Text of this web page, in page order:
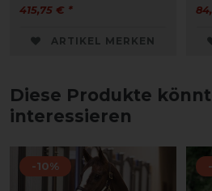
415,75 € *
ARTIKEL MERKEN
Diese Produkte
interessieren
-10%